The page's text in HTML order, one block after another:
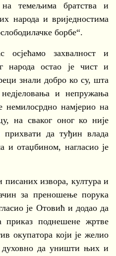
темељима братства и
народа и вриједностима
борбе“.
осјећамо захвалност и
народа остао је чист и
знали добро ко су, шта
и непружања
немилосрдно намјерио на
на сваког оног ко није
да туђин влада
отаџбином, нагласио је
извора, култура и
за преношење порука
је Отовић и додао да
приказ поднешене жртве
окупатора који је желио
да уништи њих и